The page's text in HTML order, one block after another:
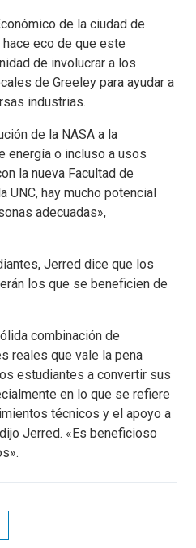
de la ciudad de
eco de que este
de involucrar a los
de Greeley para ayudar a
industrias.
de la NASA a la
energía o incluso a usos
la nueva Facultad de
UNC, hay mucho potencial
adecuadas»,
Jerred dice que los
los que se beneficien de
combinación de
reales que vale la pena
estudiantes a convertir sus
en lo que se refiere
técnicos y el apoyo a
Jerred. «Es beneficioso